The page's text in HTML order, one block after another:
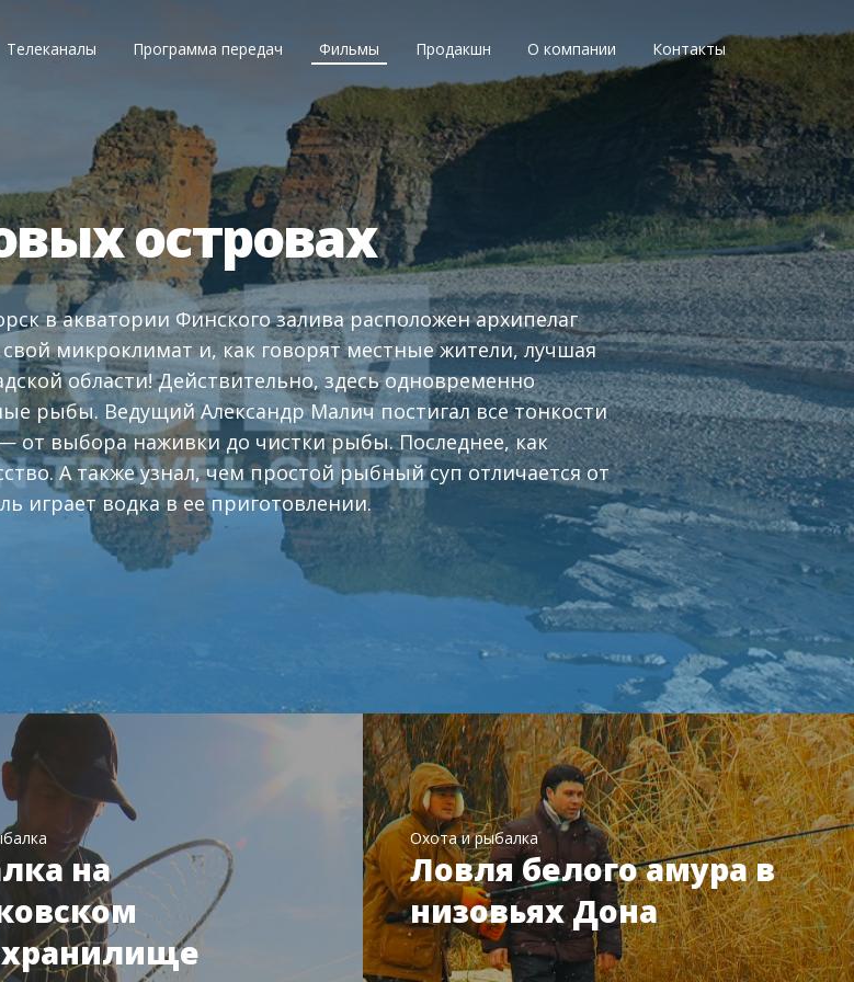
Телеканалы Программа передач Фильмы Продакшн О компании Контакты
островах
в акватории Финского залива расположен архипелаг
микроклимат и, как говорят местные жители, лучшая
области! Действительно, здесь одновременно
рыбы. Ведущий Александр Малич постигал все тонкости
от выбора наживки до чистки рыбы. Последнее, как
А также узнал, чем простой рыбный суп отличается от
играет водка в ее приготовлении.
на
Охота и рыбалка
Ловля белого амура в
низовьях Дона